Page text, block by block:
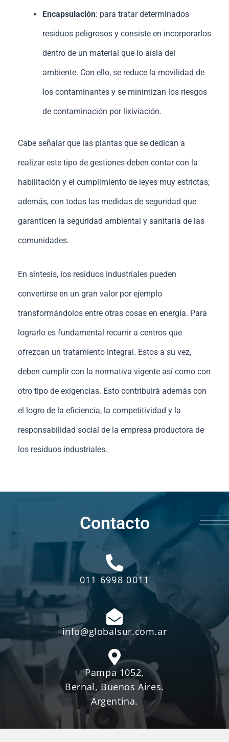
Encapsulación: para tratar determinados
residuos peligrosos y consiste en incorporarlos
dentro de un material que lo aísla del
ambiente. Con ello, se reduce la movilidad de
los contaminantes y se minimizan los riesgos
de contaminación por lixiviación.
Cabe señalar que las plantas que se dedican a
realizar este tipo de gestiones deben contar con la
habilitación y el cumplimiento de leyes muy estrictas;
además, con todas las medidas de seguridad que
garanticen la seguridad ambiental y sanitaria de las
comunidades.
En síntesis, los residuos industriales pueden
convertirse en un gran valor por ejemplo
transformándolos entre otras cosas en energía. Para
lograrlo es fundamental recurrir a centros que
ofrezcan un tratamiento integral. Estos a su vez,
deben cumplir con la normativa vigente así como con
otro tipo de exigencias. Esto contribuirá además con
el logro de la eficiencia, la competitividad y la
responsabilidad social de la empresa productora de
los residuos industriales.
Contacto
011 6998 0011
info@globalsur.com.ar
Pampa 1052,
Bernal, Buenos Aires.
Argentina.